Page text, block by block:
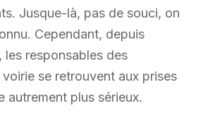
Jusque-là, pas de souci, on
Cependant, depuis
les responsables des
se retrouvent aux prises
autrement plus sérieux.